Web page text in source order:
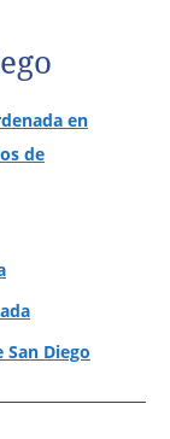
en
de
Diego